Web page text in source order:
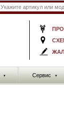
▼ Сервис ▼